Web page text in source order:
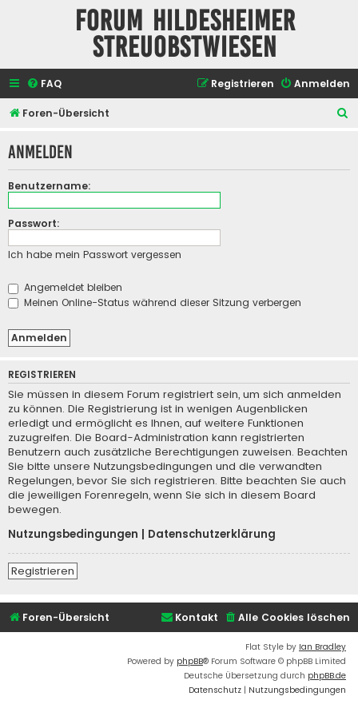
Forum Hildesheimer
Streuobstwiesen
FAQ Anmelden
Registrieren
Foren-Übersicht
h
Anmelden
Benutzername:
Passwort:
Ich habe mein Passwort vergessen
Angemeldet bleiben
Meinen Online-Status während dieser Sitzung verbergen
REGISTRIEREN
Sie müssen in diesem Forum registriert sein, um sich anmelden
zu können. Die Registrierung ist in wenigen Augenblicken
erledigt und ermöglicht es Ihnen, auf weitere Funktionen
zuzugreifen. Die Board-Administration kann registrierten
Benutzern auch zusätzliche Berechtigungen zuweisen. Beachten
Sie bitte unsere Nutzungsbedingungen und die verwandten
Regelungen, bevor Sie sich registrieren. Bitte beachten Sie auch
die jeweiligen Forenregeln, wenn Sie sich in diesem Board
bewegen.
Nutzungsbedingungen
Datenschutzerklärung
Registrieren
Foren-Übersicht Alle Cookies löschen
Kontakt
Flat Style by Ian Bradley
Powered by phpBB® Forum Software © phpBB Limited
Deutsche Übersetzung durch phpBB.de
Datenschutz | Nutzungsbedingungen